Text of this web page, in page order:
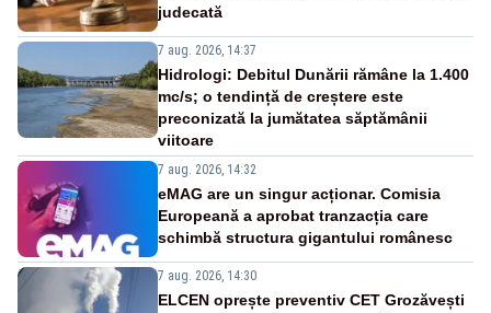
judecată
7 aug. 2026, 14:37
Hidrologi: Debitul Dunării rămâne la 1.400
mc/s; o tendință de creștere este
preconizată la jumătatea săptămânii
viitoare
7 aug. 2026, 14:32
eMAG are un singur acționar. Comisia
Europeană a aprobat tranzacția care
schimbă structura gigantului românesc
7 aug. 2026, 14:30
ELCEN oprește preventiv CET Grozăvești